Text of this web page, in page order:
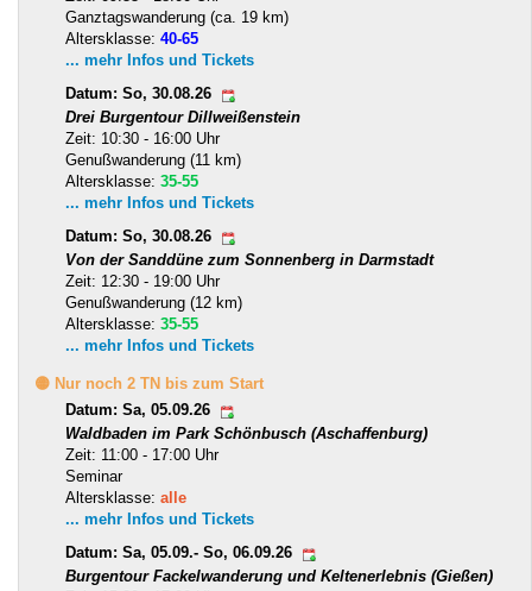
Ganztagswanderung (ca. 19 km)
Altersklasse: 40-65
... mehr Infos und Tickets
Datum: So, 30.08.26
Drei Burgentour Dillweißenstein
Zeit: 10:30 - 16:00 Uhr
Genußwanderung (11 km)
Altersklasse: 35-55
... mehr Infos und Tickets
Datum: So, 30.08.26
Von der Sanddüne zum Sonnenberg in Darmstadt
Zeit: 12:30 - 19:00 Uhr
Genußwanderung (12 km)
Altersklasse: 35-55
... mehr Infos und Tickets
🟡 Nur noch 2 TN bis zum Start
Datum: Sa, 05.09.26
Waldbaden im Park Schönbusch (Aschaffenburg)
Zeit: 11:00 - 17:00 Uhr
Seminar
Altersklasse: alle
... mehr Infos und Tickets
Datum: Sa, 05.09.- So, 06.09.26
Burgentour Fackelwanderung und Keltenerlebnis (Gießen)